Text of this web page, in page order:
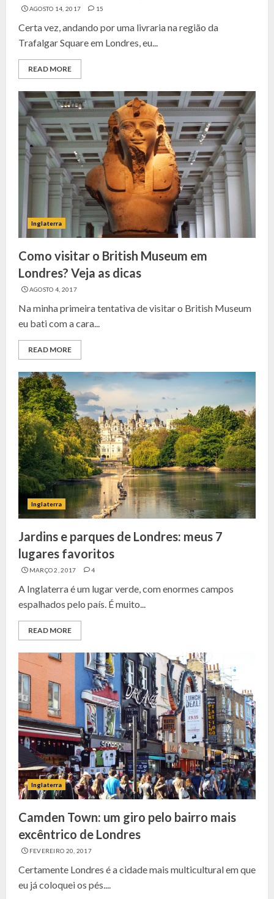
AGOSTO 14, 2017 15
Certa vez, andando por uma livraria na região da
Trafalgar Square em Londres, eu...
READ MORE
Inglaterra
Como visitar o British Museum em
Londres? Veja as dicas
AGOSTO 4, 2017
Na minha primeira tentativa de visitar o British Museum
eu bati com a cara...
READ MORE
Inglaterra
Jardins e parques de Londres: meus 7
lugares favoritos
MARÇO 2, 2017 4
A Inglaterra é um lugar verde, com enormes campos
espalhados pelo país. É muito...
READ MORE
Inglaterra
Camden Town: um giro pelo bairro mais
excêntrico de Londres
FEVEREIRO 20, 2017
Certamente Londres é a cidade mais multicultural em que
eu já coloquei os pés....